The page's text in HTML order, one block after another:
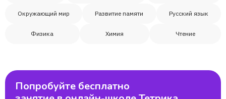
Окружающий мир Развитие памяти Русский язык
Физика Химия Чтение
Попробуйте бесплатно